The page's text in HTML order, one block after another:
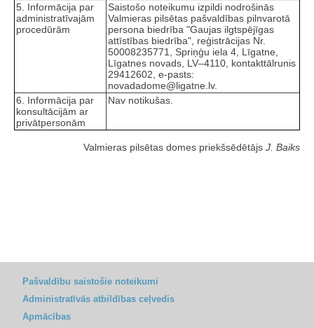
5. Informācija par
administratīvajām
procedūrām
Saistošo noteikumu izpildi nodrošinās
Valmieras pilsētas pašvaldības pilnvarotā
persona biedrība "Gaujas ilgtspējīgas
attīstības biedrība", reģistrācijas Nr.
50008235771, Spriņģu iela 4, Līgatne,
Līgatnes novads, LV–4110, kontakttālrunis
29412602, e-pasts:
novadadome@ligatne.lv.
6. Informācija par
konsultācijām ar
privātpersonām
Nav notikušas.
Valmieras pilsētas domes priekšsēdētājs J. Baiks
Pašvaldību saistošie noteikumi
Administratīvās atbildības ceļvedis
Apmācības